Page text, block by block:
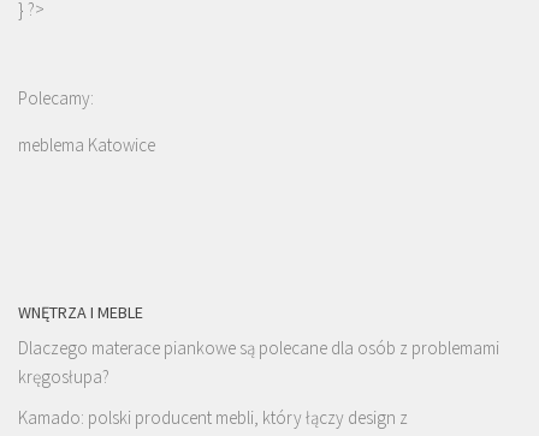
} ?>
Polecamy:
meblema Katowice
WNĘTRZA I MEBLE
Dlaczego materace piankowe są polecane dla osób z problemami
kręgosłupa?
Kamado: polski producent mebli, który łączy design z